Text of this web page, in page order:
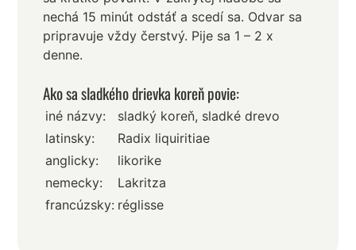
nechá 15 minút odstáť a scedí sa. Odvar sa
pripravuje vždy čerstvý. Pije sa 1 – 2 x
denne.
Ako sa sladkého drievka koreň povie:
iné názvy:
sladký koreň, sladké drevo
latinsky:
Radix liquiritiae
anglicky:
likorike
nemecky:
Lakritza
francúzsky: réglisse